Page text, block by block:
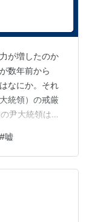
が増したのか
数年前から
なにか。それ
統領）の戒厳
尹大統領は
とは＞非常戒
し、国民の言
ることができ
テロのおそれ
される。＜な
#嘘